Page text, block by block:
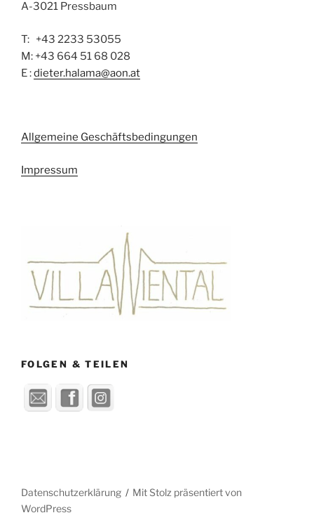
A-3021 Pressbaum
T: +43 2233 53055
M: +43 664 51 68 028
E :dieter.halama@aon.at
Allgemeine Geschäftsbedingungen
Impressum
FOLGEN & TEILEN
Datenschutzerklärung
Mit Stolz präsentiert von
WordPress